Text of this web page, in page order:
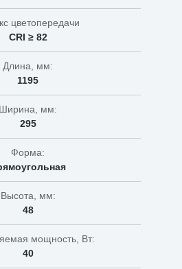
цветопередачи
CRI ≥ 82
Длина, мм:
1195
Ширина, мм:
295
Форма:
Высота, мм:
48
мощность, Вт:
40